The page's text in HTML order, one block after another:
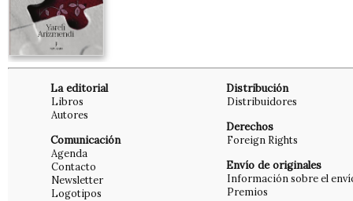
La editorial
Libros
Autores
Comunicación
Agenda
Contacto
Newsletter
Logotipos
Distribución
Distribuidores
Derechos
Foreign Rights
Envío de originales
Información sobre el
Premios